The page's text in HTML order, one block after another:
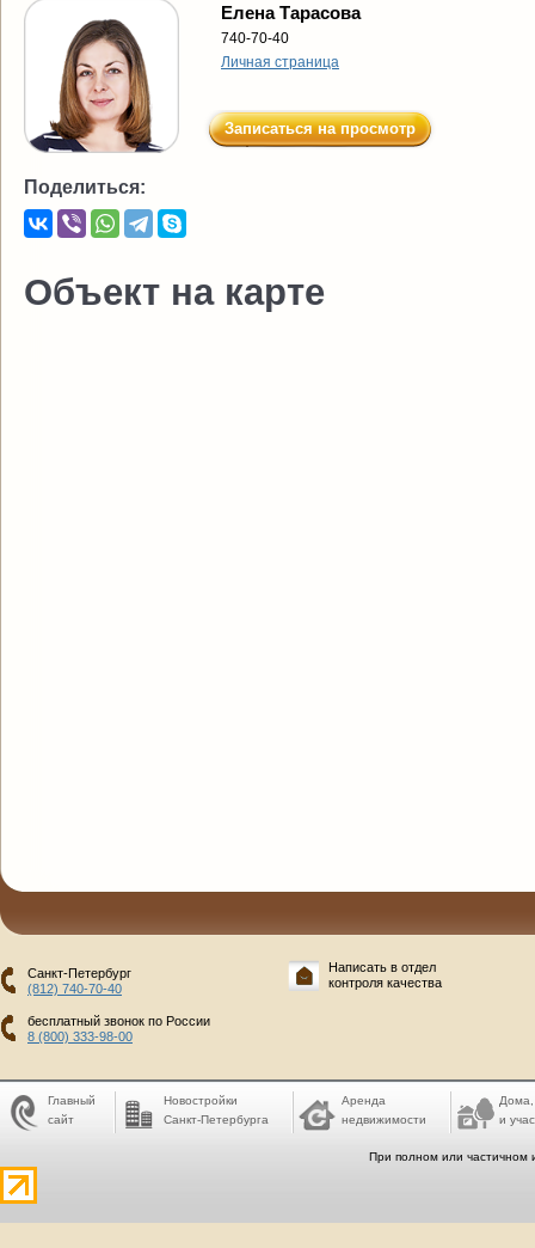
Елена Тарасова
740-70-40
Личная страница
Записаться на просмотр
Поделиться:
Объект на карте
Санкт-Петербург
(812) 740-70-40
бесплатный звонок по России
8 (800) 333-98-00
Написать в отдел
контроля качества
Главный
сайт
Новостройки
Санкт-Петербурга
Аренда
недвижимости
Дома,
и
При полном или частичном